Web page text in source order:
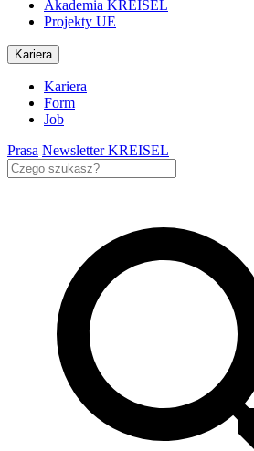
Akademia KREISEL
Projekty UE
Kariera
Kariera
Form
Job
Prasa Newsletter KREISEL